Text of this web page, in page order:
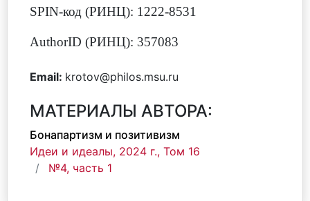
SPIN-код (РИНЦ): 1222-8531
AuthorID (РИНЦ): 357083
Email: krotov@philos.msu.ru
МАТЕРИАЛЫ АВТОРА:
Бонапартизм и позитивизм
Идеи и идеалы, 2024 г., Том 16
№4, часть 1